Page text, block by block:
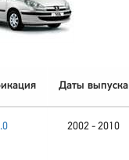
Даты выпуска
2002 - 2010